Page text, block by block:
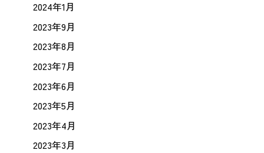
2024年1月
2023年9月
2023年8月
2023年7月
2023年6月
2023年5月
2023年4月
2023年3月